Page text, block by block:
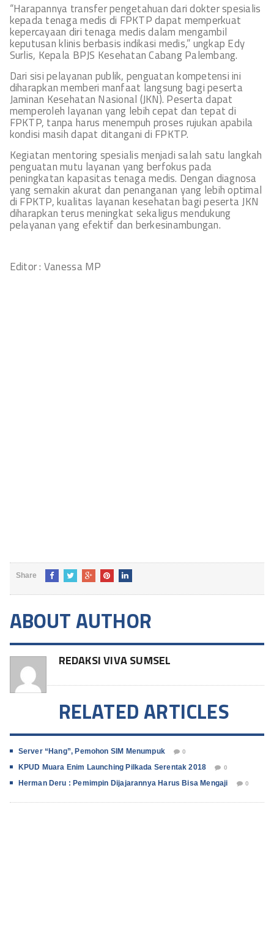
“Harapannya transfer pengetahuan dari dokter spesialis
kepada tenaga medis di FPKTP dapat memperkuat
kepercayaan diri tenaga medis dalam mengambil
keputusan klinis berbasis indikasi medis,” ungkap Edy
Surlis, Kepala BPJS Kesehatan Cabang Palembang.
Dari sisi pelayanan publik, penguatan kompetensi ini
diharapkan memberi manfaat langsung bagi peserta
Jaminan Kesehatan Nasional (JKN). Peserta dapat
memperoleh layanan yang lebih cepat dan tepat di
FPKTP, tanpa harus menempuh proses rujukan apabila
kondisi masih dapat ditangani di FPKTP.
Kegiatan mentoring spesialis menjadi salah satu langkah
penguatan mutu layanan yang berfokus pada
peningkatan kapasitas tenaga medis. Dengan diagnosa
yang semakin akurat dan penanganan yang lebih optimal
di FPKTP, kualitas layanan kesehatan bagi peserta JKN
diharapkan terus meningkat sekaligus mendukung
pelayanan yang efektif dan berkesinambungan.
Editor : Vanessa MP
Share
ABOUT AUTHOR
REDAKSI VIVA SUMSEL
RELATED ARTICLES
Server “Hang”, Pemohon SIM Menumpuk 0
KPUD Muara Enim Launching Pilkada Serentak 2018 0
Herman Deru : Pemimpin Dijajarannya Harus Bisa Mengaji 0